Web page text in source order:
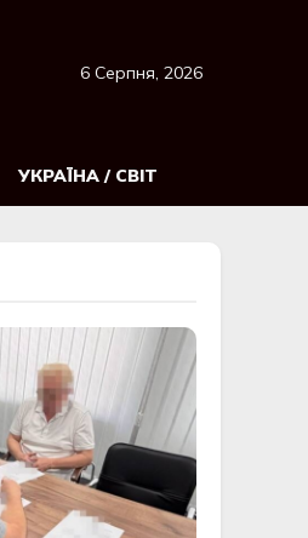
6 Серпня, 2026
УКРАЇНА / СВІТ